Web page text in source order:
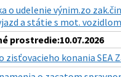
o udelenie výnim.zo
a státie s mot.
prostredie:10.07.2026
zisťovacieho konania SEA